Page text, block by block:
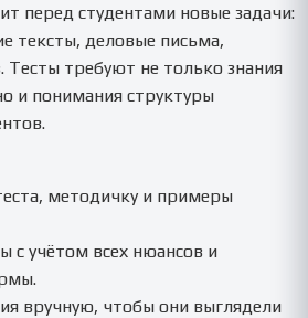
перед студентами новые задачи:
тексты, деловые письма,
Тесты требуют не только знания
и понимания структуры
методичку и примеры
с учётом всех нюансов и
вручную, чтобы они выглядели